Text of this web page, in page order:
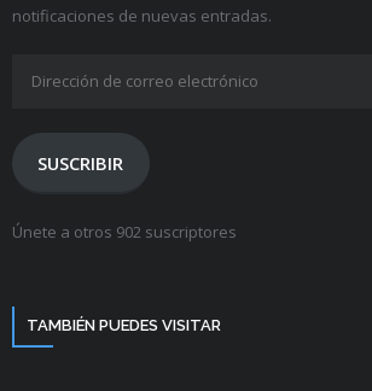
notificaciones de nuevas entradas.
electrónico
SUSCRIBIR
Únete a otros 902 suscriptores
TAMBIÉN PUEDES VISITAR